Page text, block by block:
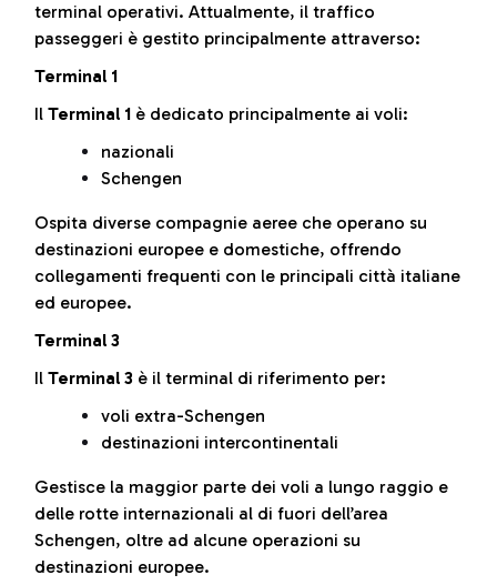
terminal operativi. Attualmente, il traffico
passeggeri è gestito principalmente attraverso:
Terminal 1
Il Terminal 1 è dedicato principalmente ai voli:
nazionali
Schengen
Ospita diverse compagnie aeree che operano su
destinazioni europee e domestiche, offrendo
collegamenti frequenti con le principali città italiane
ed europee.
Terminal 3
Il Terminal 3 è il terminal di riferimento per:
voli extra-Schengen
destinazioni intercontinentali
Gestisce la maggior parte dei voli a lungo raggio e
delle rotte internazionali al di fuori dell’area
Schengen, oltre ad alcune operazioni su
destinazioni europee.